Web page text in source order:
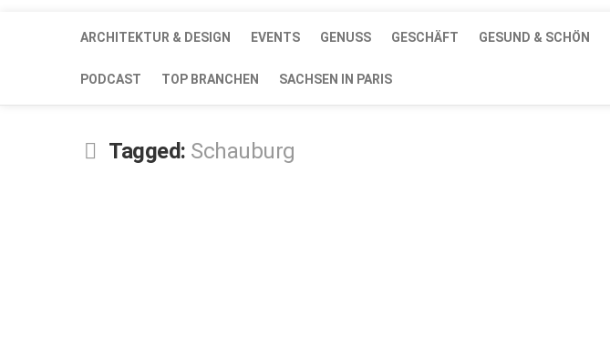
ARCHITEKTUR & DESIGN EVENTS GENUSS GESCHÄFT GESUND & SCHÖN
PODCAST TOP BRANCHEN SACHSEN IN PARIS
Tagged: Schauburg